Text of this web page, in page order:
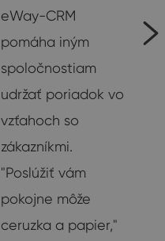
eWay-CRM
pomáha iným
spoločnostiam
udržať poriadok vo
vzťahoch so
zákazníkmi.
"Poslúžiť vám
pokojne môže
ceruzka a papier,"